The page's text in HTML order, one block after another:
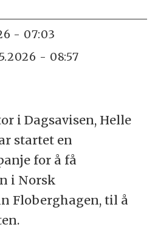
- 07:03
- 08:57
i Dagsavisen, Helle
startet en
for å få
i Norsk
Floberghagen, til å